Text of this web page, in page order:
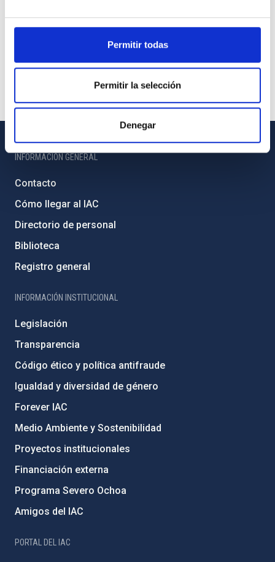
Permitir todas
Permitir la selección
Denegar
INFORMACIÓN GENERAL
Contacto
Cómo llegar al IAC
Directorio de personal
Biblioteca
Registro general
INFORMACIÓN INSTITUCIONAL
Legislación
Transparencia
Código ético y política antifraude
Igualdad y diversidad de género
Forever IAC
Medio Ambiente y Sostenibilidad
Proyectos institucionales
Financiación externa
Programa Severo Ochoa
Amigos del IAC
PORTAL DEL IAC